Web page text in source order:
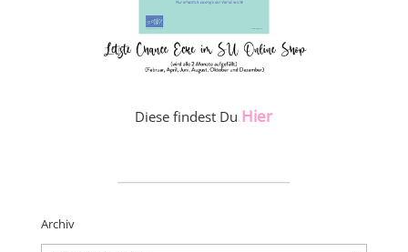
Diese findest Du Hier
Archiv